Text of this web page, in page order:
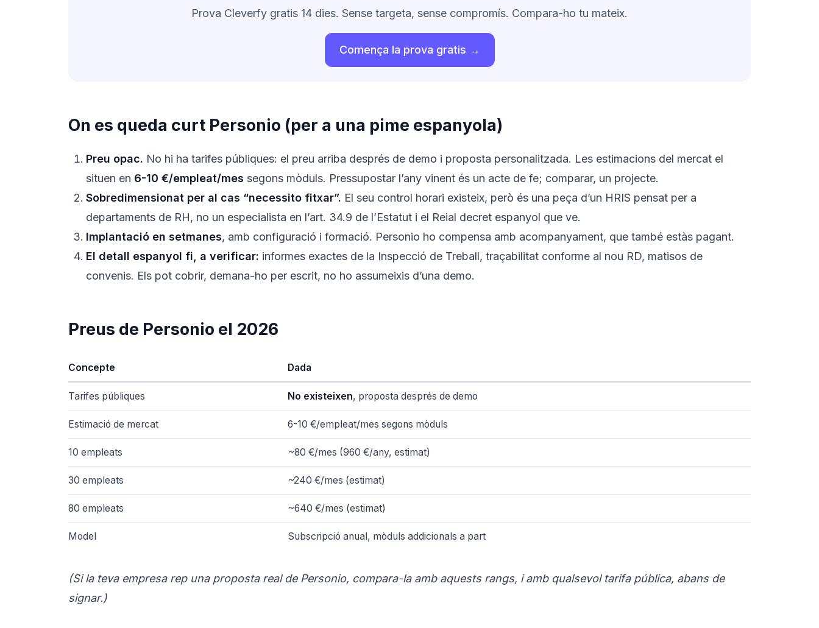
Prova Cleverfy gratis 14 dies. Sense targeta, sense compromís. Compara-ho tu mateix.
Comença la prova gratis →
On es queda curt Personio (per a una pime espanyola)
Preu opac. No hi ha tarifes públiques: el preu arriba després de demo i proposta personalitzada. Les estimacions del mercat el
situen en 6-10 €/empleat/mes segons mòduls. Pressupostar l’any vinent és un acte de fe; comparar, un projecte.
Sobredimensionat per al cas “necessito fitxar”. El seu control horari existeix, però és una peça d’un HRIS pensat per a
departaments de RH, no un especialista en l’art. 34.9 de l’Estatut i el Reial decret espanyol que ve.
Implantació en setmanes, amb configuració i formació. Personio ho compensa amb acompanyament, que també estàs pagant.
El detall espanyol fi, a verificar: informes exactes de la Inspecció de Treball, traçabilitat conforme al nou RD, matisos de
convenis. Els pot cobrir, demana-ho per escrit, no ho assumeixis d’una demo.
Preus de Personio el 2026
Concepte Dada
Tarifes públiques No existeixen, proposta després de demo
Estimació de mercat 6-10 €/empleat/mes segons mòduls
10 empleats ~80 €/mes (960 €/any, estimat)
30 empleats ~240 €/mes (estimat)
80 empleats ~640 €/mes (estimat)
Model Subscripció anual, mòduls addicionals a part
(Si la teva empresa rep una proposta real de Personio, compara-la amb aquests rangs, i amb qualsevol tarifa pública, abans de
signar.)